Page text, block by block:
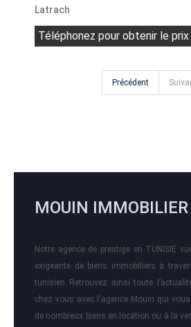
Latrach
Téléphonez pour obtenir le
Précédent
MOUIN IMMOBILIER
Notre agence de prestige en TUNISIE
exigeante de biens immobiliers à
tunisien Retrouvez ainsi toute
chez vous avec l'agence Mouin qui
de nombreux biens en location ou à la